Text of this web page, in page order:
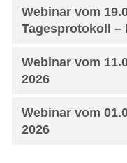
Webinar vom
Tagesprotokoll –
Webinar vom
2026
Webinar vom
2026